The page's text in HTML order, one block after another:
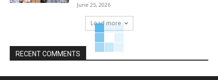
June 25, 2026
Load more
RECENT COMMENTS